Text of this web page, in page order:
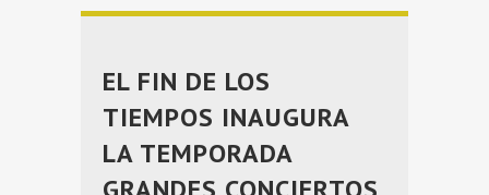
EL FIN DE LOS
TIEMPOS INAUGURA
LA TEMPORADA